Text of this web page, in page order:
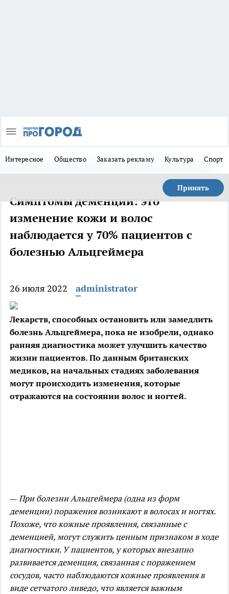
Интересное Общество Заказать рекламу Культура Спорт
Принять
Симптомы деменции: это
изменение кожи и волос
наблюдается у 70% пациентов с
болезнью Альцгеймера
26 июля 2022 administrator
Лекарств, способных остановить или замедлить
болезнь Альцгеймера, пока не изобрели, однако
ранняя диагностика может улучшить качество
жизни пациентов. По данным британских
медиков, на начальных стадиях заболевания
могут происходить изменения, которые
отражаются на состоянии волос и ногтей.
— При болезни Альцгеймера (одна из форм
деменции) поражения возникают в волосах и ногтях.
Похоже, что кожные проявления, связанные с
деменцией, могут служить ценным признаком в ходе
диагностики. У пациентов, у которых внезапно
развивается деменция, связанная с поражением
сосудов, часто наблюдаются кожные проявления в
виде сетчатого ливедо, что является важным